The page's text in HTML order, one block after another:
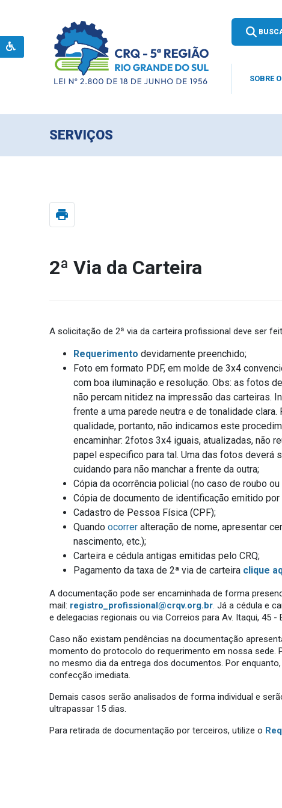
SOBRE
SERVIÇOS
print
2ª Via da Carteira
A solicitação de 2ª via da carteira profissional deve ser
Requerimento devidamente preenchido;
Foto em formato PDF, em molde de 3x4
com boa iluminação e resolução. Obs: as fotos
não percam nitidez na impressão das carteiras.
frente a uma parede neutra e de tonalidade
qualidade, portanto, não indicamos este
encaminhar: 2fotos 3x4 iguais, atualizadas, não
papel especifico para tal. Uma das fotos deverá
cuidando para não manchar a frente da outra;
Cópia da ocorrência policial (no caso de roubo
Cópia de documento de identificação emitido
Cadastro de Pessoa Física (CPF);
Quandoocorrer alteração de nome, apresentar
nascimento, etc.);
Carteira e cédula antigas emitidas pelo CRQ;
Pagamento da taxa de 2ª via de carteira clique
A documentação pode ser encaminhada de forma
mail: registro_profissional@crqv.org.br. Já a cédula e
e delegacias regionais ou via Correios para Av. Itaqui, 45
Caso não existam pendências na documentação
momento do protocolo do requerimento em nossa sede.
no mesmo dia da entrega dos documentos. Por
confecção imediata.
Demais casos serão analisados de forma individual e
ultrapassar 15 dias.
Para retirada de documentação por terceiros, utilize o